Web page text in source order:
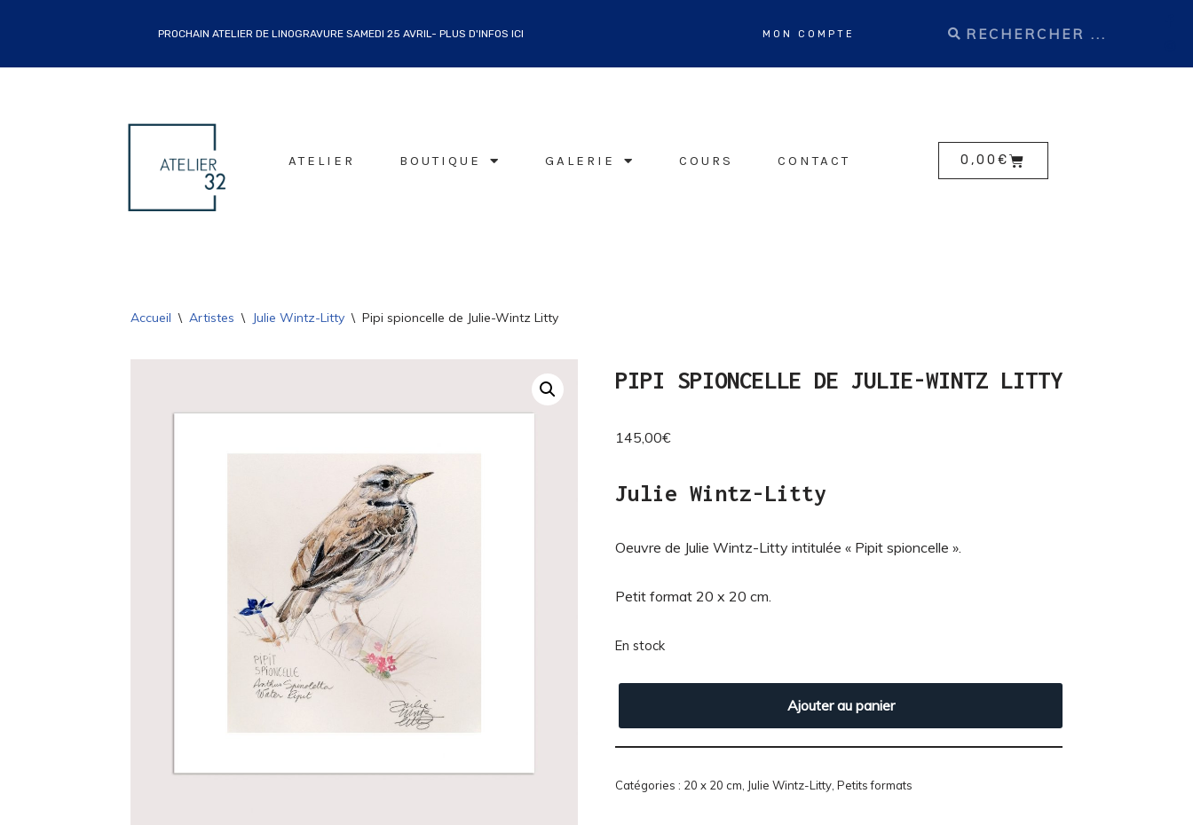
AU
PROCHAIN ATELIER DE LINOGRAVURE SAMEDI 25 AVRIL- PLUS D'INFOS ICI MON COMPTE
ATELIER BOUTIQUE GALERIE COURS CONTACT 0,00€
Accueil \ Artistes \ Julie Wintz-Litty \ Pipi spioncelle de Julie-Wintz Litty
PIPI SPIONCELLE DE JULIE-WINTZ LITTY
145,00€
Julie Wintz-Litty
Oeuvre de Julie Wintz-Litty intitulée « Pipit spioncelle ».
Petit format 20 x 20 cm.
En stock
Ajouter au panier
Catégories : 20 x 20 cm Julie Wintz-Litty Petits formats